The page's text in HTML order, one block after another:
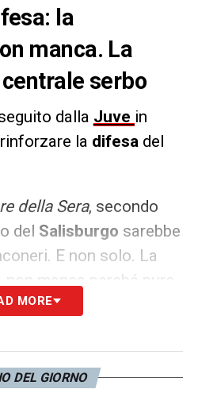
la
manca. La
serbo
dalla Juve in
la difesa del
della Sera, secondo
del Salisburgo sarebbe
E non solo. La
manca perché pure
interessati a Pavlovic. I
MORE
DEL GIORNO